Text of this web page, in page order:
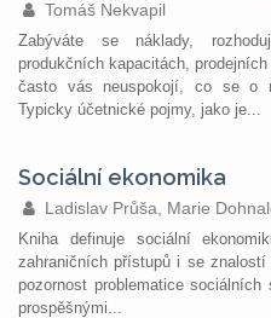
Tomáš Nekvapil
Zabýváte se náklady,
produkčních kapacitách,
často vás neuspokojí, co se o
Typicky účetnické pojmy, jako je...
Sociální ekonomika
Ladislav Průša, Marie
Kniha definuje sociální
zahraničních přístupů i se
pozornost problematice
prospěšnými...